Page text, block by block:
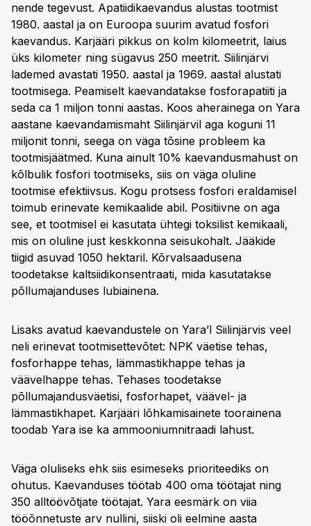
nende tegevust. Apatiidikaevandus alustas tootmist
1980. aastal ja on Euroopa suurim avatud fosfori
kaevandus. Karjääri pikkus on kolm kilomeetrit, laius
üks kilometer ning sügavus 250 meetrit. Siilinjärvi
lademed avastati 1950. aastal ja 1969. aastal alustati
tootmisega. Peamiselt kaevandatakse fosforapatiiti ja
seda ca 1 miljon tonni aastas. Koos aherainega on Yara
aastane kaevandamismaht Siilinjärvil aga koguni 11
miljonit tonni, seega on väga tõsine probleem ka
tootmisjäätmed. Kuna ainult 10% kaevandusmahust on
kõlbulik fosfori tootmiseks, siis on väga oluline
tootmise efektiivsus. Kogu protsess fosfori eraldamisel
toimub erinevate kemikaalide abil. Positiivne on aga
see, et tootmisel ei kasutata ühtegi toksilist kemikaali,
mis on oluline just keskkonna seisukohalt. Jääkide
tiigid asuvad 1050 hektaril. Kõrvalsaadusena
toodetakse kaltsiidikonsentraati, mida kasutatakse
põllumajanduses lubiainena.
Lisaks avatud kaevandustele on Yara’l Siilinjärvis veel
neli erinevat tootmisettevõtet: NPK väetise tehas,
fosforhappe tehas, lämmastikhappe tehas ja
väävelhappe tehas. Tehases toodetakse
põllumajandusväetisi, fosforhapet, väävel- ja
lämmastikhapet. Karjääri lõhkamisainete toorainena
toodab Yara ise ka ammooniumnitraadi lahust.
Väga oluliseks ehk siis esimeseks prioriteediks on
ohutus. Kaevanduses töötab 400 oma töötajat ning
350 alltöövõtjate töötajat. Yara eesmärk on viia
tööõnnetuste arv nullini, siiski oli eelmine aasta